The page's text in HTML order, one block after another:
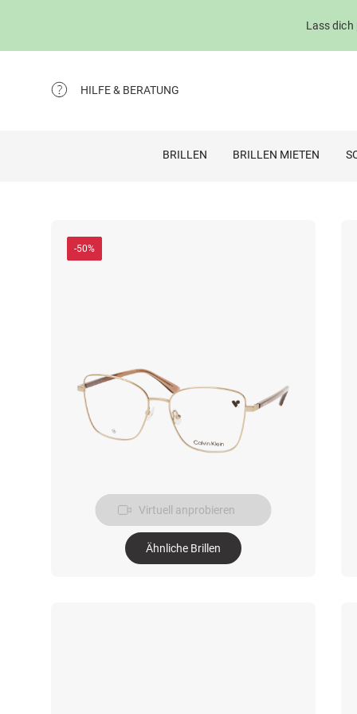
Lass
HILFE & BERATUNG
BRILLEN BRILLEN MIETEN
-50%
Virtuell anprobieren
Ähnliche Brillen